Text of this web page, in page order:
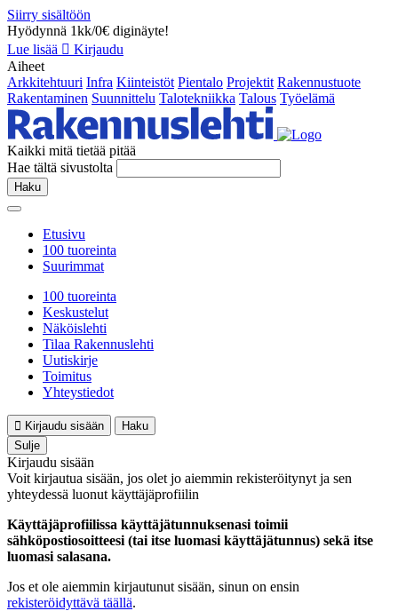
Siirry sisältöön
Hyödynnä 1kk/0€ diginäyte!
Lue lisää
Kirjaudu
Aiheet
Arkkitehtuuri Infra Kiinteistöt Pientalo Projektit Rakennustuote
Rakentaminen Suunnittelu Talotekniikka Talous Työelämä
Kaikki mitä tietää pitää
Hae tältä sivustolta
Haku
Etusivu
100 tuoreinta
Suurimmat
100 tuoreinta
Keskustelut
Näköislehti
Tilaa Rakennuslehti
Uutiskirje
Toimitus
Yhteystiedot
Kirjaudu sisään
Haku
Sulje
Kirjaudu sisään
Voit kirjautua sisään, jos olet jo aiemmin rekisteröitynyt ja sen
yhteydessä luonut käyttäjäprofiilin
Käyttäjäprofiilissa käyttäjätunnuksenasi toimii
sähköpostiosoitteesi (tai itse luomasi käyttäjätunnus) sekä itse
luomasi salasana.
Jos et ole aiemmin kirjautunut sisään, sinun on ensin
rekisteröidyttävä täällä.